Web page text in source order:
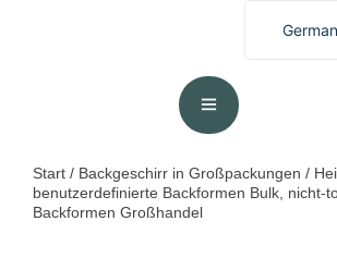
German
Start / Backgeschirr in Großpackungen /
benutzerdefinierte Backformen Bulk, nicht-
Backformen Großhandel